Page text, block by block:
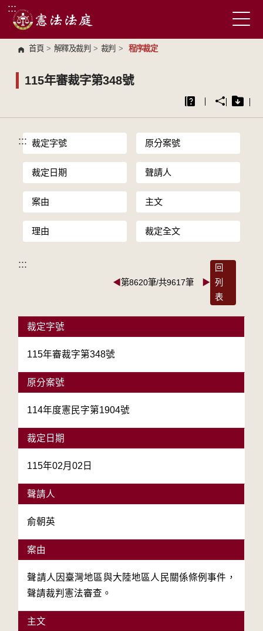
跳到主要內容區塊
:::
首頁 > 解釋及裁判 > 裁判 > 程序裁定
115年審裁字第348號
::: 裁定字號 原分案號
裁定日期 聲請人
案由 主文
理由 裁定全文
:::
◀第8620筆/共9617筆 ▶
回
列
表
裁定字號
115年審裁字第348號
原分案號
114年度憲民字第1904號
裁定日期
115年02月02日
聲請人
俞朝英
案由
聲請人因臺灣地區與大陸地區人民關係條例事件，
聲請裁判憲法審查。
主文